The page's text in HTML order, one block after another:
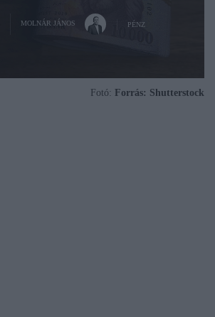
MOLNÁR JÁNOS PÉNZ
Fotó: Forrás: Shutterstock